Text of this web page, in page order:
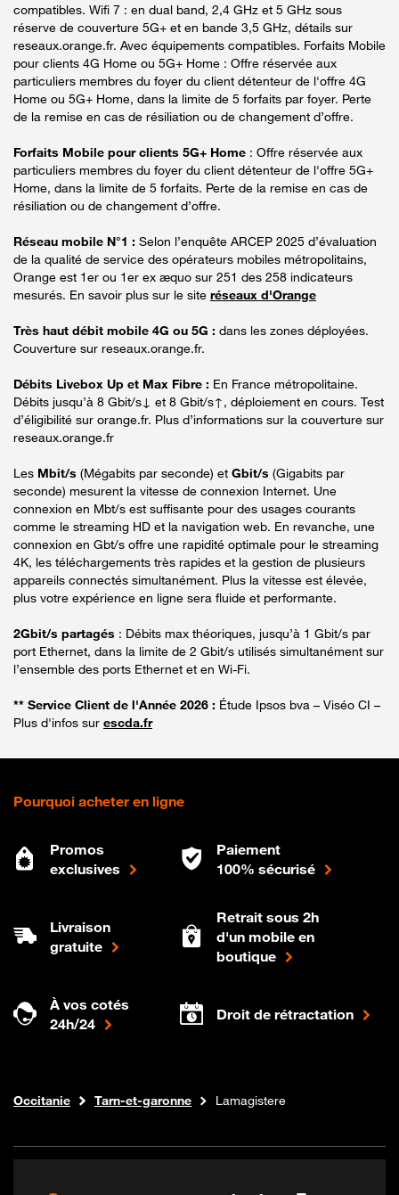
compatibles. Wifi 7 : en dual band, 2,4 GHz et 5 GHz sous
réserve de couverture 5G+ et en bande 3,5 GHz, détails sur
reseaux.orange.fr. Avec équipements compatibles. Forfaits Mobile
pour clients 4G Home ou 5G+ Home : Offre réservée aux
particuliers membres du foyer du client détenteur de l'offre 4G
Home ou 5G+ Home, dans la limite de 5 forfaits par foyer. Perte
de la remise en cas de résiliation ou de changement d’offre.
Forfaits Mobile pour clients 5G+ Home : Offre réservée aux
particuliers membres du foyer du client détenteur de l'offre 5G+
Home, dans la limite de 5 forfaits. Perte de la remise en cas de
résiliation ou de changement d’offre.
Réseau mobile N°1 : Selon l’enquête ARCEP 2025 d’évaluation
de la qualité de service des opérateurs mobiles métropolitains,
Orange est 1er ou 1er ex æquo sur 251 des 258 indicateurs
mesurés. En savoir plus sur le site réseaux d'Orange
Très haut débit mobile 4G ou 5G : dans les zones déployées.
Couverture sur reseaux.orange.fr.
Débits Livebox Up et Max Fibre : En France métropolitaine.
Débits jusqu’à 8 Gbit/s↓ et 8 Gbit/s↑, déploiement en cours. Test
d’éligibilité sur orange.fr. Plus d’informations sur la couverture sur
reseaux.orange.fr
Les Mbit/s (Mégabits par seconde) et Gbit/s (Gigabits par
seconde) mesurent la vitesse de connexion Internet. Une
connexion en Mbt/s est suffisante pour des usages courants
comme le streaming HD et la navigation web. En revanche, une
connexion en Gbt/s offre une rapidité optimale pour le streaming
4K, les téléchargements très rapides et la gestion de plusieurs
appareils connectés simultanément. Plus la vitesse est élevée,
plus votre expérience en ligne sera fluide et performante.
2Gbit/s partagés : Débits max théoriques, jusqu’à 1 Gbit/s par
port Ethernet, dans la limite de 2 Gbit/s utilisés simultanément sur
l’ensemble des ports Ethernet et en Wi-Fi.
** Service Client de l'Année 2026 : Étude Ipsos bva – Viséo CI –
Plus d'infos sur escda.fr
Pourquoi acheter en ligne
Promos
exclusives
Paiement
100% sécurisé
Livraison
gratuite
Retrait sous 2h
d'un mobile en
boutique
À vos cotés
24h/24
Droit de rétractation
Boutique Orange
Internet fibre
Occitanie Tarn-et-garonne Lamagistere